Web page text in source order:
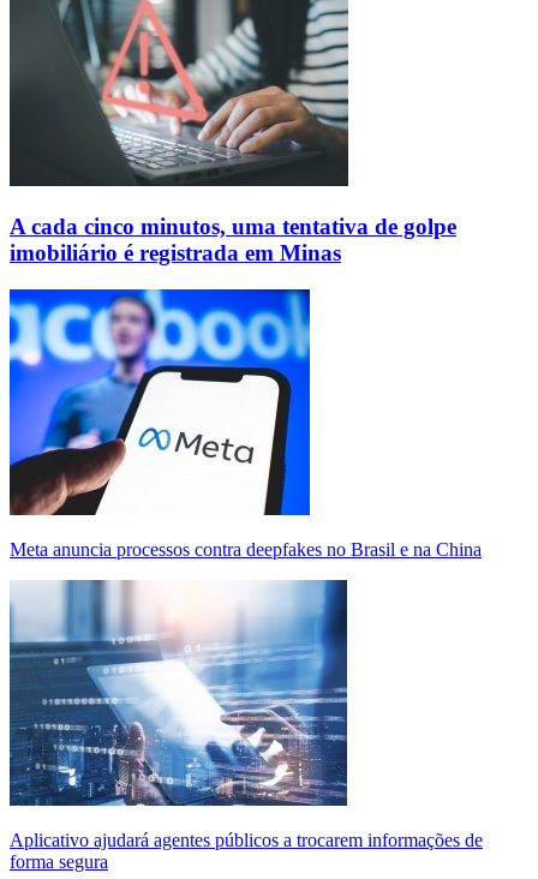
A cada cinco minutos, uma tentativa de golpe
imobiliário é registrada em Minas
Meta anuncia processos contra deepfakes no Brasil e na China
Aplicativo ajudará agentes públicos a trocarem informações de
forma segura